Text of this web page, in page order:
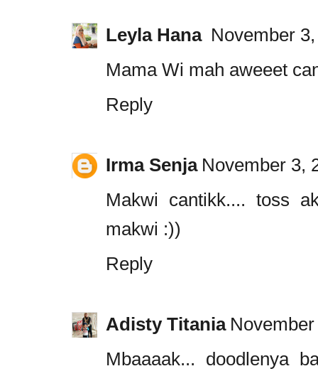
Leyla Hana November
Mama Wi mah aweeet
Reply
Irma Senja November 3,
Makwi cantikk.... toss
makwi :))
Reply
Adisty Titania
Mbaaaak... doodlenya